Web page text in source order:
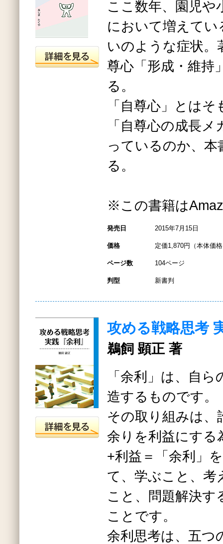
ここ数年、園児や
において増えてい
いのような症状。
尊心「形成・維持
る。
「自尊心」とは
「自尊心の成長
っているのか、
る。
※この書籍は
発売日 2015年7月15日
価格 定価1,870円（本体価
ページ数 104ページ
判型 新書判
攻める戦略思考
鵜飼 顕正 著
「余利」は、自
造するものです。
その取り組みは、
余りを利益にする
+利益＝「余利」
て、学ぶこと、考
こと、問題解決す
ことです。
余利思考は、五つ